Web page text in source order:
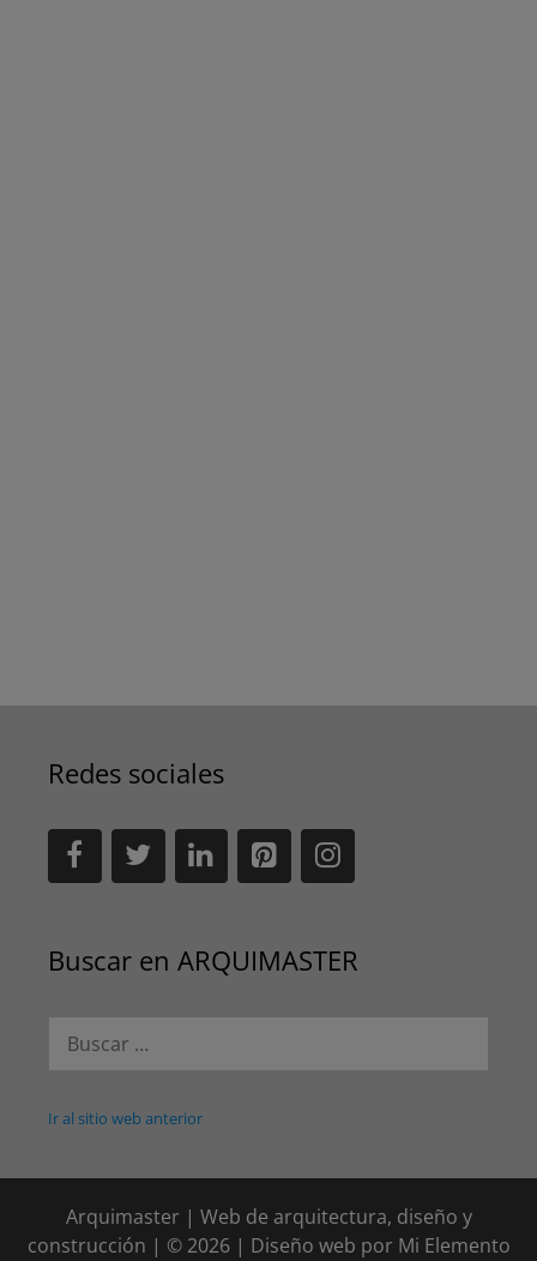
Redes sociales
Buscar en ARQUIMASTER
Ir al sitio web anterior
Arquimaster | Web de arquitectura, diseño y
construcción | © 2026 | Diseño web por Mi Elemento